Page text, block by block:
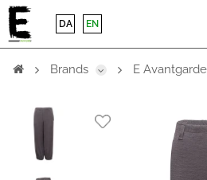
DA EN
Brands E Avantgarde